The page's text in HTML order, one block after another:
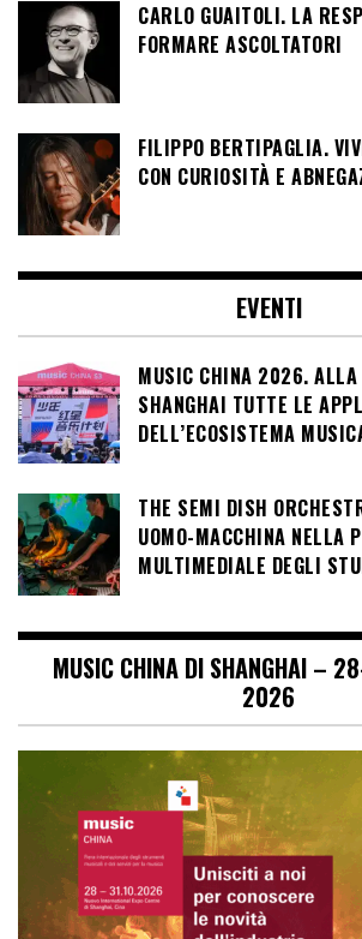
CARLO GUAITOLI. LA
FORMARE ASCOLTATORI
FILIPPO BERTIPAGLIA.
CON CURIOSITÀ E
EVENTI
MUSIC CHINA 2026. ALLA
SHANGHAI TUTTE LE
DELL’ECOSISTEMA
THE SEMI DISH
UOMO-MACCHINA NELLA
MULTIMEDIALE DEGLI
MUSIC CHINA DI SHANGHAI –
2026